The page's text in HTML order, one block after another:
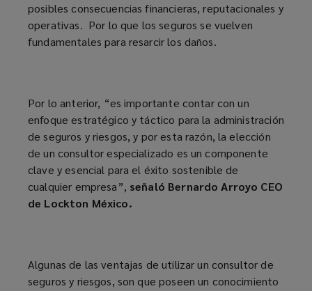
posibles consecuencias financieras, reputacionales y
operativas. Por lo que los seguros se vuelven
fundamentales para resarcir los daños.
Por lo anterior, “es importante contar con un
enfoque estratégico y táctico para la administración
de seguros y riesgos, y por esta razón, la elección
de un consultor especializado es un componente
clave y esencial para el éxito sostenible de
cualquier empresa”, señaló Bernardo Arroyo CEO
de Lockton México.
Algunas de las ventajas de utilizar un consultor de
seguros y riesgos, son que poseen un conocimiento